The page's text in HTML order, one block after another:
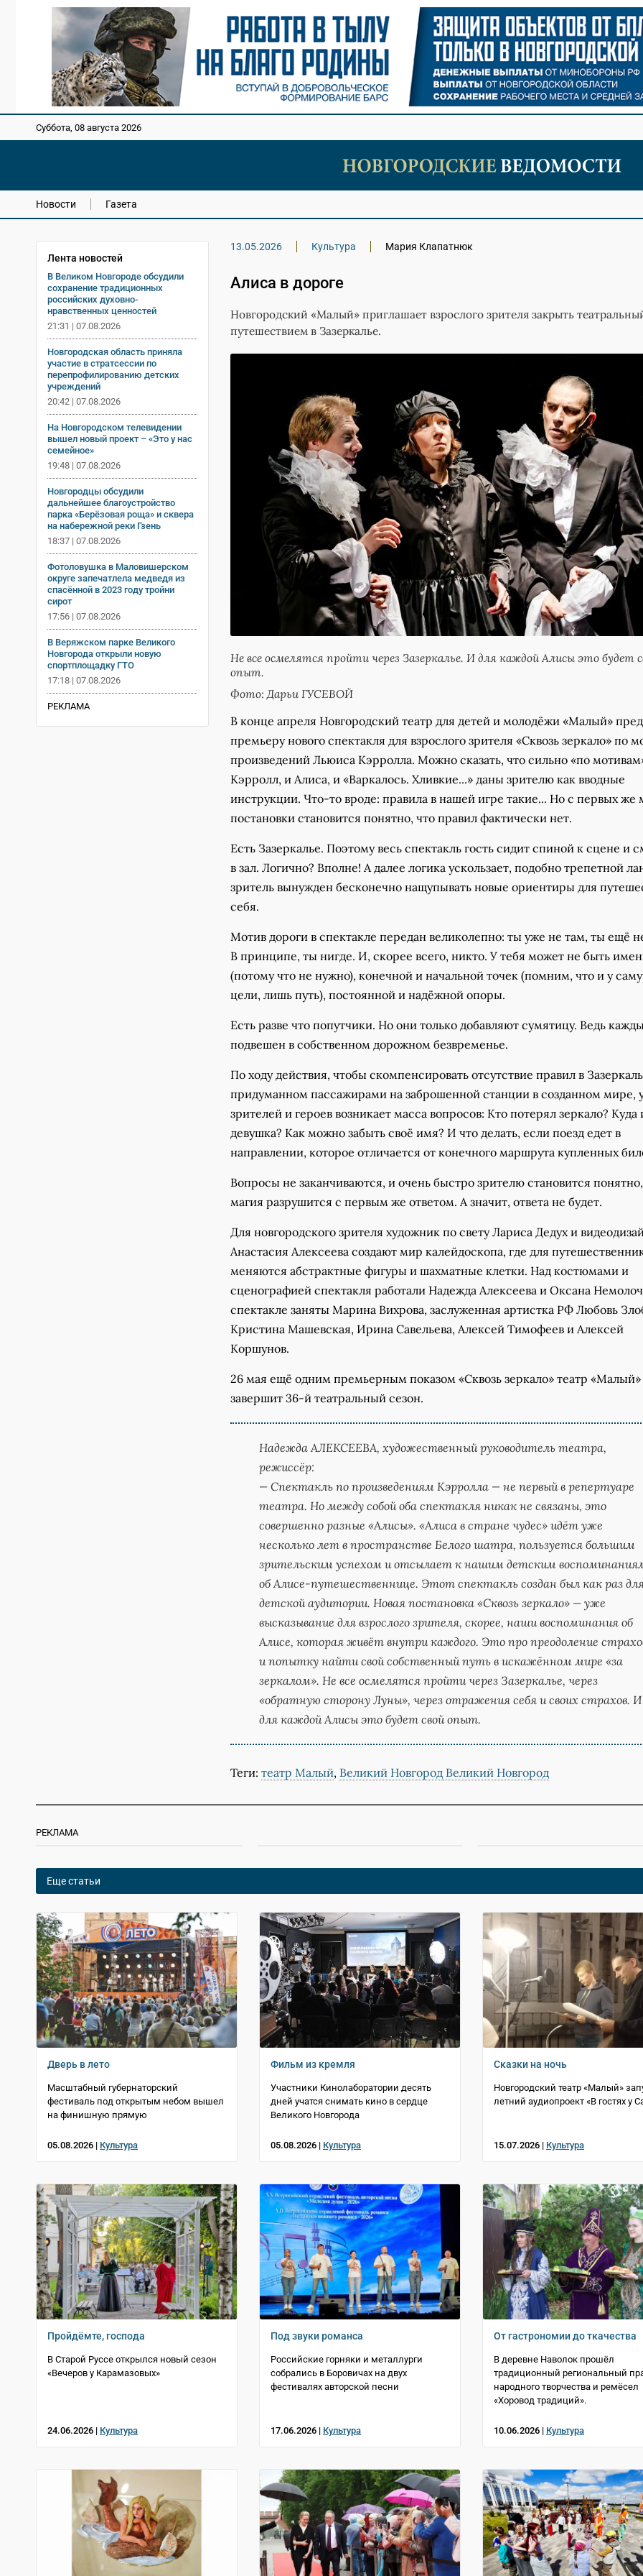
Суббота, 08 августа 2026
Новости Газета
Лента новостей
В Великом Новгороде обсудили
сохранение традиционных
российских духовно-
нравственных ценностей
21:31 | 07.08.2026
Новгородская область приняла
участие в стратсессии по
перепрофилированию детских
учреждений
20:42 | 07.08.2026
На Новгородском телевидении
вышел новый проект – «Это у нас
семейное»
19:48 | 07.08.2026
Новгородцы обсудили
дальнейшее благоустройство
парка «Берёзовая роща» и сквера
на набережной реки Гзень
18:37 | 07.08.2026
Фотоловушка в Маловишерском
округе запечатлела медведя из
спасённой в 2023 году тройни
сирот
17:56 | 07.08.2026
В Веряжском парке Великого
Новгорода открыли новую
спортплощадку ГТО
17:18 | 07.08.2026
РЕКЛАМА
13.05.2026 Культура Мария Клапатнюк
Алиса в дороге
Новгородский «Малый» приглашает взрослого зрителя закрыть
путешествием в Зазеркалье.
Не все осмелятся пройти через Зазеркалье. И для каждой Алисы это будет
опыт.
Фото: Дарьи ГУСЕВОЙ
В конце апреля Новгородский театр для детей и молодёжи «Малый»
премьеру нового спектакля для взрослого зрителя «Сквозь зеркало» по
произведений Льюиса Кэрролла. Можно сказать, что сильно «по
Кэрролл, и Алиса, и «Варкалось. Хливкие...» даны зрителю как вводные
инструкции. Что-то вроде: правила в нашей игре такие... Но с первых же
постановки становится понятно, что правил фактически нет.
Есть Зазеркалье. Поэтому весь спектакль гость сидит спиной к сцене и
в зал. Логично? Вполне! А далее логика ускользает, подобно трепетной
зритель вынужден бесконечно нащупывать новые ориентиры для
себя.
Мотив дороги в спектакле передан великолепно: ты уже не там, ты ещё
В принципе, ты нигде. И, скорее всего, никто. У тебя может не быть
(потому что не нужно), конечной и начальной точек (помним, что и у
цели, лишь путь), постоянной и надëжной опоры.
Есть разве что попутчики. Но они только добавляют сумятицу. Ведь
подвешен в собственном дорожном безвременье.
По ходу действия, чтобы скомпенсировать отсутствие правил в
придуманном пассажирами на заброшенной станции в созданном мире,
зрителей и героев возникает масса вопросов: Кто потерял зеркало? Куда
девушка? Как можно забыть своё имя? И что делать, если поезд едет в
направлении, которое отличается от конечного маршрута купленных
Вопросы не заканчиваются, и очень быстро зрителю становится
магия разрушится с первым же ответом. А значит, ответа не будет.
Для новгородского зрителя художник по свету Лариса Дедух и
Анастасия Алексеева создают мир калейдоскопа, где для
меняются абстрактные фигуры и шахматные клетки. Над костюмами и
сценографией спектакля работали Надежда Алексеева и Оксана
спектакле заняты Марина Вихрова, заслуженная артистка РФ Любовь
Кристина Машевская, Ирина Савельева, Алексей Тимофеев и Алексей
Коршунов.
26 мая ещё одним премьерным показом «Сквозь зеркало» театр «Малый»
завершит 36-й театральный сезон.
Надежда АЛЕКСЕЕВА, художественный руководитель театра,
режиссёр:
— Спектакль по произведениям Кэрролла — не первый в репертуаре
театра. Но между собой оба спектакля никак не связаны, это
совершенно разные «Алисы». «Алиса в стране чудес» идёт уже
несколько лет в пространстве Белого шатра, пользуется большим
зрительским успехом и отсылает к нашим детским
об Алисе-путешественнице. Этот спектакль создан был как раз
детской аудитории. Новая постановка «Сквозь зеркало» — уже
высказывание для взрослого зрителя, скорее, наши воспоминания об
Алисе, которая живёт внутри каждого. Это про преодоление
и попытку найти свой собственный путь в искажённом мире «за
зеркалом». Не все осмелятся пройти через Зазеркалье, через
«обратную сторону Луны», через отражения себя и своих страхов. И
для каждой Алисы это будет свой опыт.
Теги: театр Малый, Великий НовгородВеликий Новгород
РЕКЛАМА
Еще статьи
Дверь в лето
Масштабный губернаторский
фестиваль под открытым небом вышел
на финишную прямую
05.08.2026 | Культура
Фильм из кремля
Участники Кинолаборатории десять
дней учатся снимать кино в сердце
Великого Новгорода
05.08.2026 | Культура
Сказки на ночь
Новгородский театр «Малый»
летний аудиопроект «В гостях у
15.07.2026 | Культура
Пройдёмте, господа
В Старой Руссе открылся новый сезон
«Вечеров у Карамазовых»
24.06.2026 | Культура
Под звуки романса
Российские горняки и металлурги
собрались в Боровичах на двух
фестивалях авторской песни
17.06.2026 | Культура
От гастрономии до ткачества
В деревне Наволок прошёл
традиционный региональный
народного творчества и ремёсел
«Хоровод традиций».
10.06.2026 | Культура